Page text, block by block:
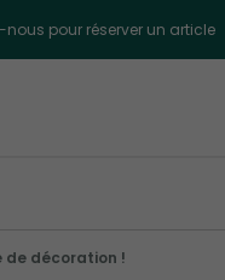
pour réserver un article
de décoration !